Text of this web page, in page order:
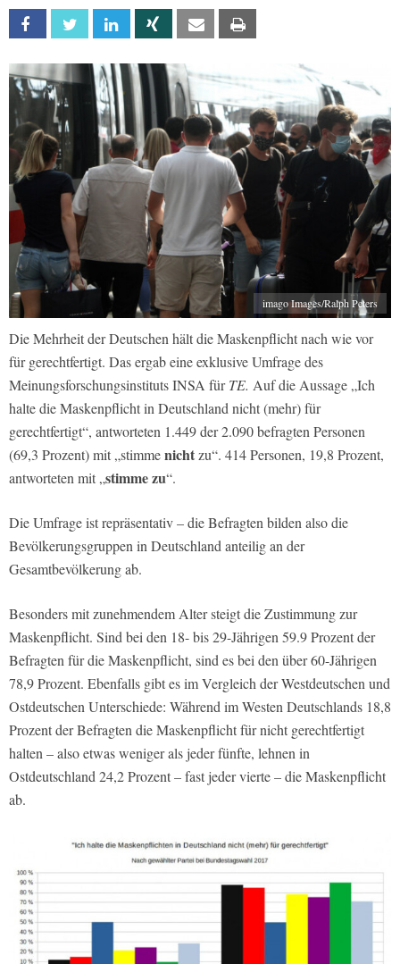
Facebook Twitter Linkedin Xing Email
imago Images/Ralph Peters
Die Mehrheit der Deutschen hält die Maskenpflicht nach wie vor
für gerechtfertigt. Das ergab eine exklusive Umfrage des
Meinungsforschungsinstituts INSA fürTE. Auf die Aussage „Ich
halte die Maskenpflicht in Deutschland nicht (mehr) für
gerechtfertigt“, antworteten 1.449 der 2.090 befragten Personen
(69,3 Prozent) mit „stimmenichtzu“. 414 Personen, 19,8 Prozent,
antworteten mit „stimme zu“.
Die Umfrage ist repräsentativ – die Befragten bilden also die
Bevölkerungsgruppen in Deutschland anteilig an der
Gesamtbevölkerung ab.
Besonders mit zunehmendem Alter steigt die Zustimmung zur
Maskenpflicht. Sind bei den 18- bis 29-Jährigen 59.9 Prozent der
Befragten für die Maskenpflicht, sind es bei den über 60-Jährigen
78,9 Prozent. Ebenfalls gibt es im Vergleich der Westdeutschen und
Ostdeutschen Unterschiede: Während im Westen Deutschlands 18,8
Prozent der Befragten die Maskenpflicht für nicht gerechtfertigt
halten – also etwas weniger als jeder fünfte, lehnen in
Ostdeutschland 24,2 Prozent – fast jeder vierte – die Maskenpflicht
ab.